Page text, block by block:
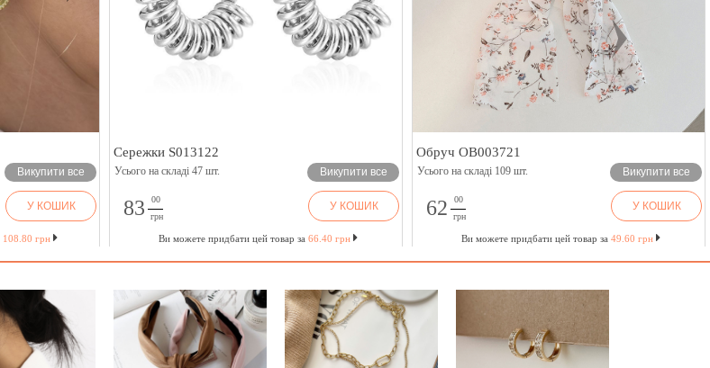
Викупити все
У КОШИК
108.80 грн
Сережки S013122
Усього на складі 47 шт. Викупити все
83
00
грн
У КОШИК
Ви можете придбати цей товар за 66.40 грн
Обруч OB003721
Усього на складі 109 шт. Викупити все
62
00
грн
У КОШИК
Ви можете придбати цей товар за 49.60 грн